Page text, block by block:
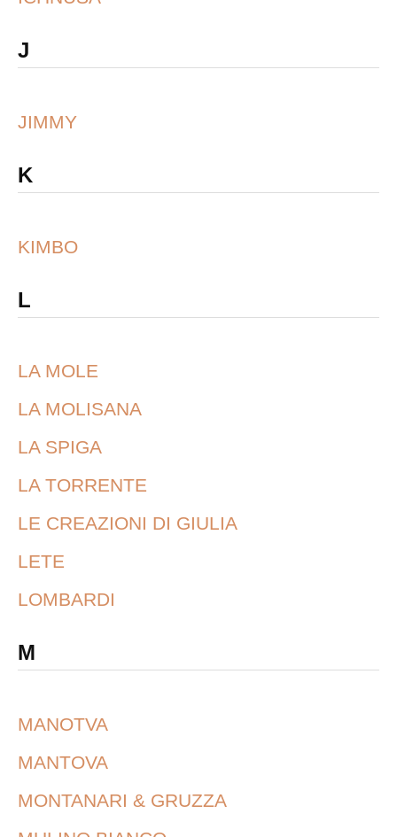
J
JIMMY
K
KIMBO
L
LA MOLE
LA MOLISANA
LA SPIGA
LA TORRENTE
LE CREAZIONI DI GIULIA
LETE
LOMBARDI
M
MANOTVA
MANTOVA
MONTANARI & GRUZZA